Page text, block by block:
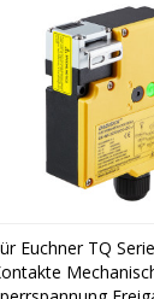
Euchner TQ